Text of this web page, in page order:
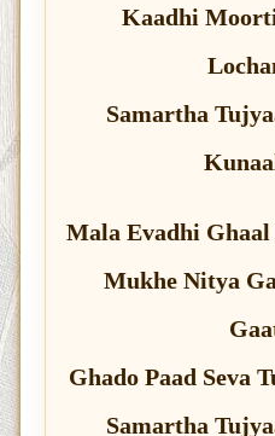
Kaadhi
Samartha
Mala Evadhi
Mukhe Nitya
Ghado Paad Seva
Samartha